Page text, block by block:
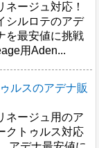
ネージュ対応！
シルロテのアデ
を最安値に挑戦
用Aden...
ルスのアデナ販
ネージュ用のア
クトゥルス対応